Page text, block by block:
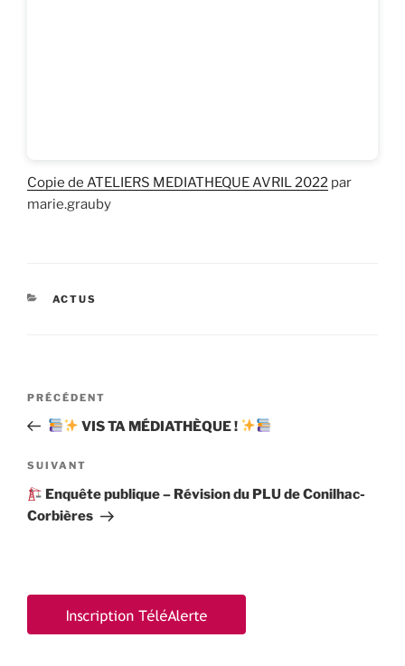
Copie de ATELIERS MEDIATHEQUE AVRIL 2022 par
marie.grauby
CATÉGORIES
ACTUS
Navigation
l’article
Article
précédent
PRÉCÉDENT
VIS TA MÉDIATHÈQUE !
Article
suivant
SUIVANT
Enquête publique – Révision du PLU de Conilhac-
Corbières